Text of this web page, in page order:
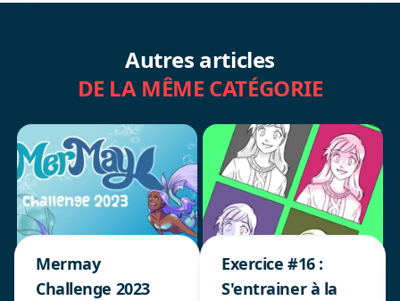
Autres articles
DE LA MÊME CATÉGORIE
Mermay
Challenge 2023
Exercice #16 :
S'entrainer à la